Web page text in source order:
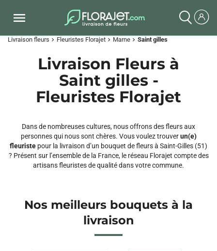
Livraison fleurs chevron_right Fleuristes Florajet chevron_right Marne chevron_right Saint gilles
Livraison Fleurs à
Saint gilles -
Fleuristes Florajet
Dans de nombreuses cultures, nous offrons des fleurs aux
personnes qui nous sont chères. Vous voulez trouverun(e)
fleuriste pour la livraison d’un bouquet de fleurs à Saint-Gilles (51)
? Présent sur l’ensemble de la France, le réseau Florajet compte des
artisans fleuristes de qualité dans votre commune.
Nos meilleurs bouquets à la
livraison